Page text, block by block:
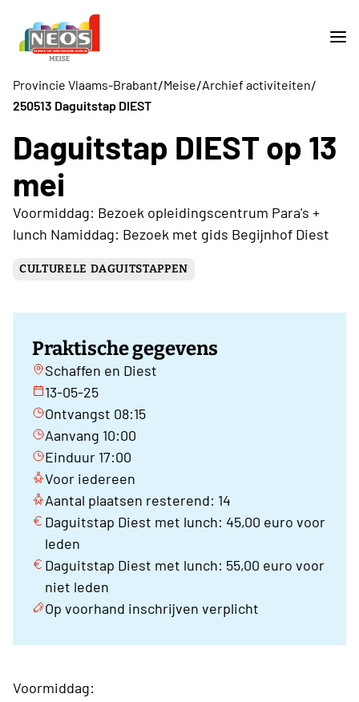
Provincie Vlaams-Brabant/Meise/Archief activiteiten/
250513 Daguitstap DIEST
Daguitstap DIEST op 13
mei
Voormiddag: Bezoek opleidingscentrum Para's +
lunch Namiddag: Bezoek met gids Begijnhof Diest
CULTURELE DAGUITSTAPPEN
Praktische gegevens
Schaffen en Diest
13-05-25
Ontvangst 08:15
Aanvang 10:00
Einduur 17:00
Voor iedereen
Aantal plaatsen resterend: 14
Daguitstap Diest met lunch: 45,00 euro voor
leden
Daguitstap Diest met lunch: 55,00 euro voor
niet leden
Op voorhand inschrijven verplicht
Voormiddag: